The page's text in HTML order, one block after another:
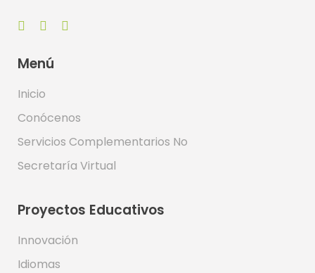
Menú
Inicio
Conócenos
Servicios Complementarios No
Secretaría Virtual
Proyectos Educativos
Innovación
Idiomas